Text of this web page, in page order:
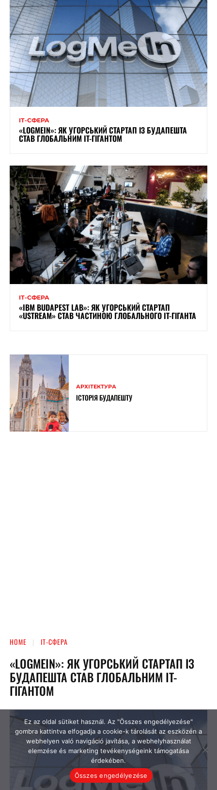
ІТ-СФЕРА
«LOGMEIN»: ЯК УГОРСЬКИЙ СТАРТАП ІЗ БУДАПЕШТА
СТАВ ГЛОБАЛЬНИМ IT-ГІГАНТОМ
ІТ-СФЕРА
«IBM BUDAPEST LAB»: ЯК УГОРСЬКИЙ СТАРТАП
«USTREAM» СТАВ ЧАСТИНОЮ ГЛОБАЛЬНОГО IT-ГІГАНТА
АРХІТЕКТУРА
ІСТОРІЯ БУДАПЕШТУ
Ez az oldal sütiket használ. Az "Összes engedélyezése"
gombra kattintva elfogadja a cookie-k tárolását az eszközén a
webhelyen való navigáció javítása, a webhelyhasználat
elemzése és marketing tevékenységeink támogatása
érdekében.
Összes engedélyezése